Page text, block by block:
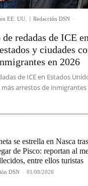
EE. UU. Redacción DSN -
redadas de ICE en
y ciudades
en 2026
de ICE en Estados
arrestos de inmigrantes
se estrella en Nasca tras
de Pisco: reportan al
entre ellos turistas
DSN - 01/08/2026